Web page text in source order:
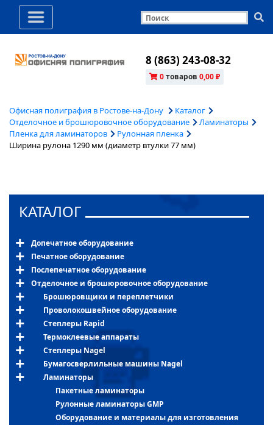
8 (863) 243-08-32
0товаров 0,00 ₽
Офисная полиграфия в Ростове-на-Дону
Каталог
Отделочное и брошюровочное оборудование
Ламинаторы
Пленка для ламинаторов
Рулонная пленка
Ширина рулона 1290 мм (диаметр втулки 77 мм)
КАТАЛОГ
Допечатное оборудование
Печатное оборудование
Послепечатное оборудование
Отделочное и брошюровочное оборудование
Брошюровщики и переплетчики
Проволокошвейное оборудование
Степлеры Rapid
Термоклеевые аппараты
Степлеры Nagel
Бумагосверлильные машины Nagel
Ламинаторы
Пакетные ламинаторы
Рулонные ламинаторы GMP
Оборудование и материалы для изготовления